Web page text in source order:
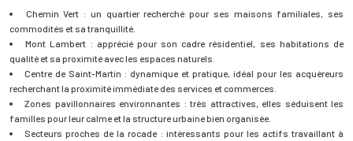
Chemin Vert : un quartier recherché pour ses maisons familiales, ses
commodités et sa tranquillité.
Mont Lambert : apprécié pour son cadre résidentiel, ses habitations de
qualité et sa proximité avec les espaces naturels.
Centre de Saint-Martin : dynamique et pratique, idéal pour les acquéreurs
recherchant la proximité immédiate des services et commerces.
Zones pavillonnaires environnantes : très attractives, elles séduisent les
familles pour leur calme et la structure urbaine bien organisée.
Secteurs proches de la rocade : intéressants pour les actifs travaillant à